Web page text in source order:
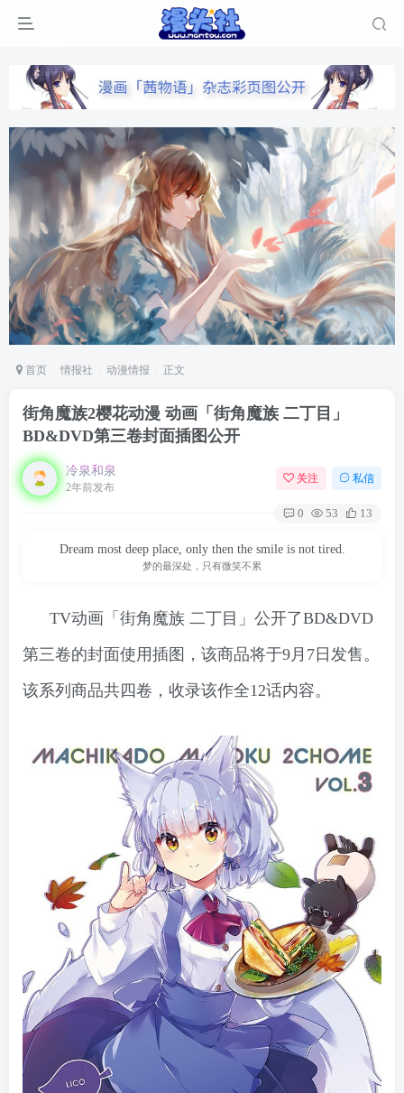
首页 情报社 动漫情报 正文
街角魔族2樱花动漫 动画「街角魔族 二丁目」
BD&DVD第三卷封面插图公开
冷泉和泉
2年前发布
关注 私信
0 53 13
Dream most deep place, only then the smile is not tired.
梦的最深处，只有微笑不累
TV动画「街角魔族 二丁目」公开了BD&DVD
第三卷的封面使用插图，该商品将于9月7日发售。
该系列商品共四卷，收录该作全12话内容。